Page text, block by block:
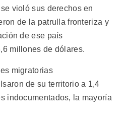
violó sus derechos en
de la patrulla fronteriza y
de ese país
millones de dólares.
migratorias
de su territorio a 1,4
indocumentados, la mayoría